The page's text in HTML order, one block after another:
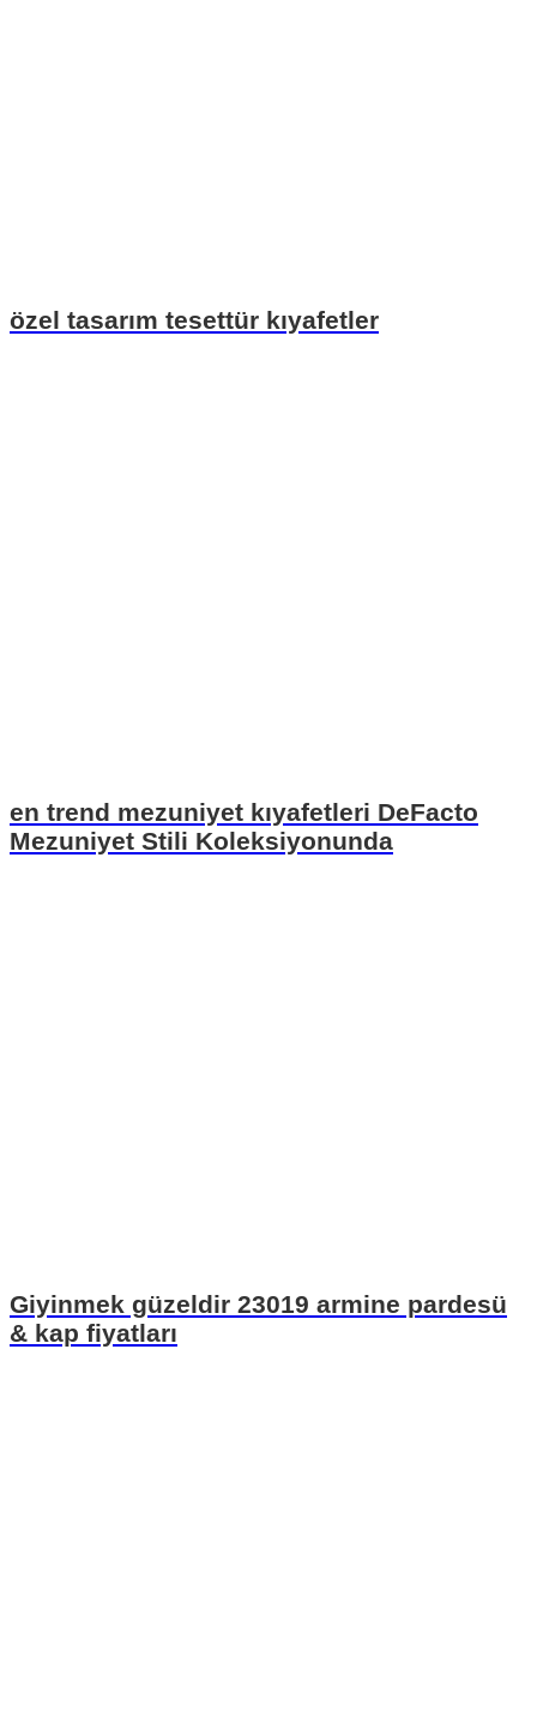
özel tasarım tesettür kıyafetler
en trend mezuniyet kıyafetleri DeFacto
Mezuniyet Stili Koleksiyonunda
Giyinmek güzeldir 23019 armine pardesü
& kap fiyatları